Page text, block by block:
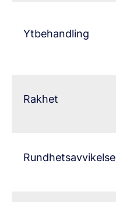
Ytbehandling
Rakhet
Rundhetsavvikelse